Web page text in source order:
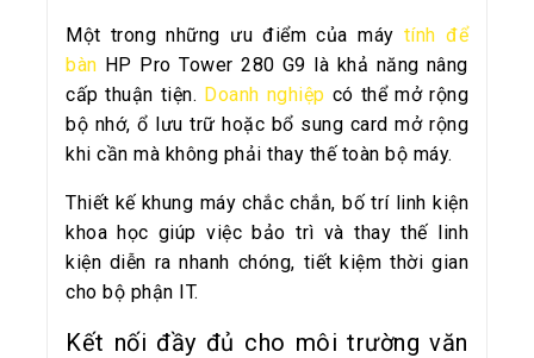
Một trong những ưu điểm của máy tính để
bàn HP Pro Tower 280 G9 là khả năng nâng
cấp thuận tiện. Doanh nghiệp có thể mở rộng
bộ nhớ, ổ lưu trữ hoặc bổ sung card mở rộng
khi cần mà không phải thay thế toàn bộ máy.
Thiết kế khung máy chắc chắn, bố trí linh kiện
khoa học giúp việc bảo trì và thay thế linh
kiện diễn ra nhanh chóng, tiết kiệm thời gian
cho bộ phận IT.
Kết nối đầy đủ cho môi trường văn